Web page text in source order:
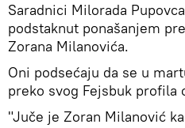
Saradnici Milorada
podstaknut ponašanjem
Zorana Milanovića.
Oni podsećaju da se u
preko svog Fejsbuk profila
"Juče je Zoran Milanović